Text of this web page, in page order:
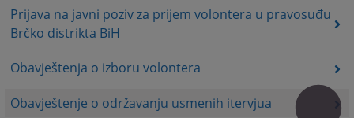
Prijava na javni poziv za prijem volontera u pravosuđu
Brčko distrikta BiH
Obavještenja o izboru volontera
Obavještenje o održavanju usmenih itervjua